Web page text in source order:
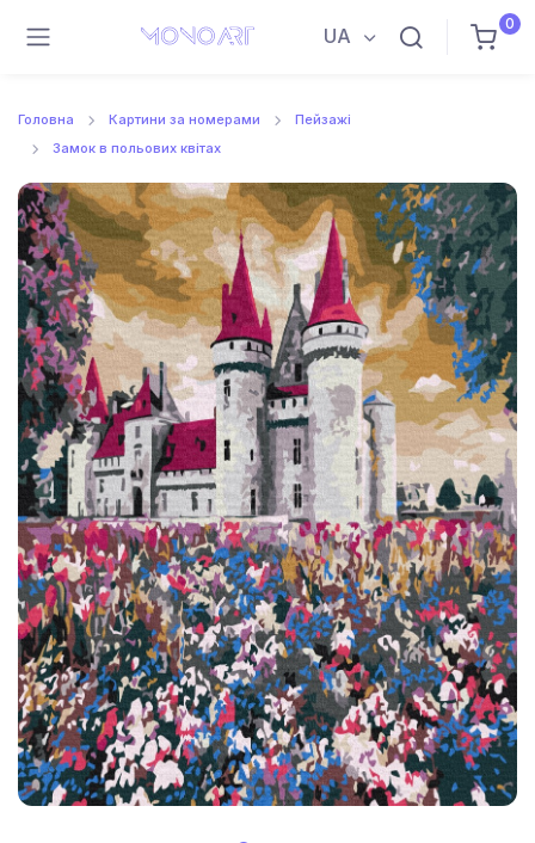
UA
0
Головна Картини за номерами
Пейзажі
Замок в польових квітах